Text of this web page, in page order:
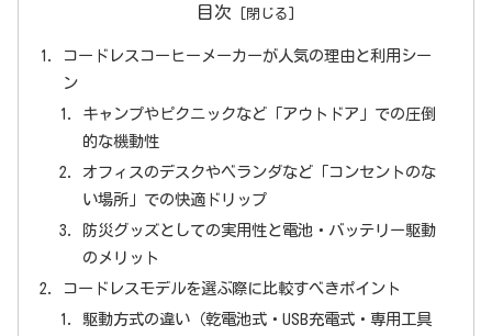
目次
コードレスコーヒーメーカーが人気の理由と利用シー
ン
キャンプやピクニックなど「アウトドア」での圧倒
的な機動性
オフィスのデスクやベランダなど「コンセントのな
い場所」での快適ドリップ
防災グッズとしての実用性と電池・バッテリー駆動
のメリット
コードレスモデルを選ぶ際に比較すべきポイント
駆動方式の違い（乾電池式・USB充電式・専用工具